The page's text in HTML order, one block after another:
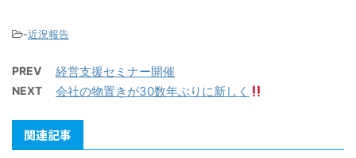
-近況報告
PREV 経営支援セミナー開催
NEXT 会社の物置きが30数年ぶりに新しく
関連記事